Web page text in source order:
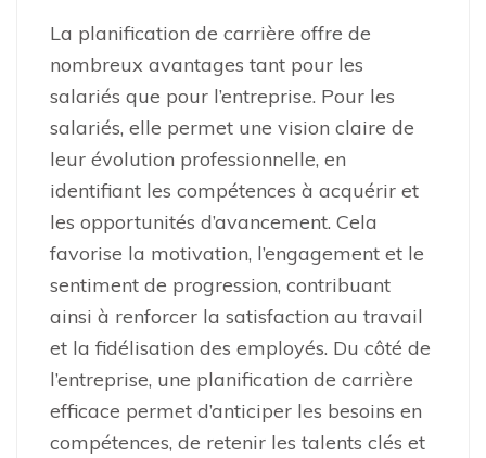
La planification de carrière offre de
nombreux avantages tant pour les
salariés que pour l’entreprise. Pour les
salariés, elle permet une vision claire de
leur évolution professionnelle, en
identifiant les compétences à acquérir et
les opportunités d’avancement. Cela
favorise la motivation, l’engagement et le
sentiment de progression, contribuant
ainsi à renforcer la satisfaction au travail
et la fidélisation des employés. Du côté de
l’entreprise, une planification de carrière
efficace permet d’anticiper les besoins en
compétences, de retenir les talents clés et